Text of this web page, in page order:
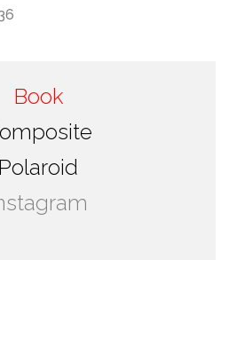
Book
Polaroid